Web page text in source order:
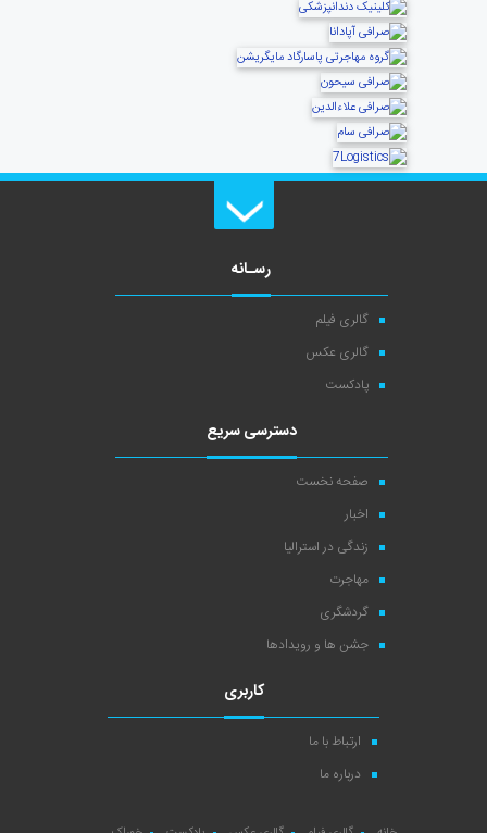
رسـانه
گالری فیلم
گالری عکس
پادکست
دسترسی سریع
صفحه نخست
اخبار
زندگی در استرالیا
مهاجرت
گردشگری
جشن ها و رویدادها
کاربری
ارتباط با ما
درباره ما